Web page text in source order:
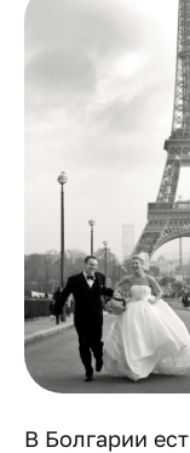
В Болгарии